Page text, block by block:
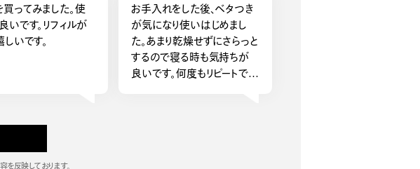
買ってみました。使
いです。リフィルが
いです。
お手入れをした後、ベタつき
が気になり使いはじめまし
た。あまり乾燥せずにさらっと
するので寝る時も気持ちが
良いです。何度もリピートで